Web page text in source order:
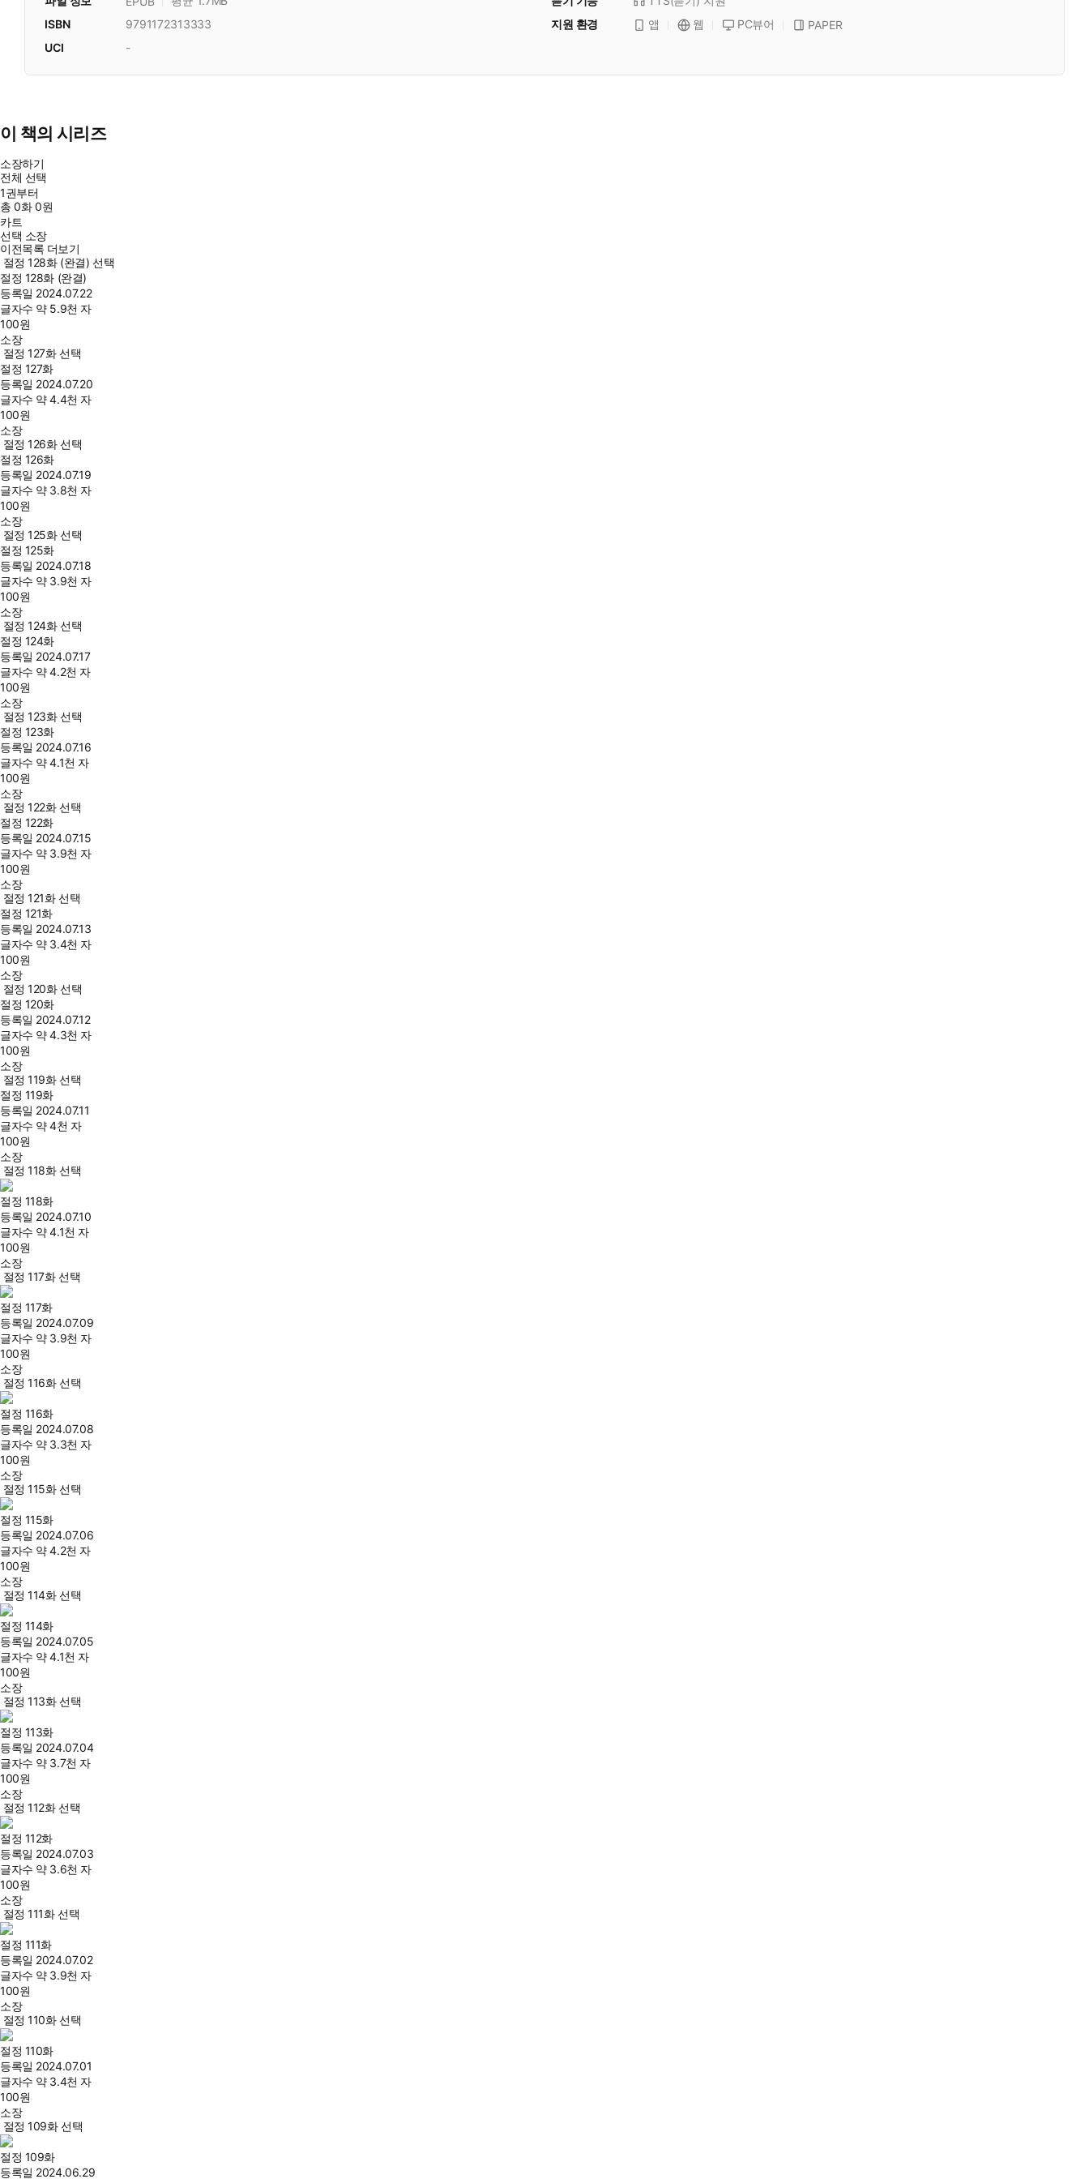
지원 환경
앱 웹 PC뷰어 PAPER
ISBN
9791172313333
UCI
-
이 책의 시리즈
소장하기
전체 선택
1권부터
총0화0원
카트
선택 소장
이전목록 더보기
절정 128화 (완결) 선택
절정 128화 (완결)
등록일 2024.07.22
글자수 약 5.9천 자
100원
소장
절정 127화 선택
절정 127화
등록일 2024.07.20
글자수 약 4.4천 자
100원
소장
절정 126화 선택
절정 126화
등록일 2024.07.19
글자수 약 3.8천 자
100원
소장
절정 125화 선택
절정 125화
등록일 2024.07.18
글자수 약 3.9천 자
100원
소장
절정 124화 선택
절정 124화
등록일 2024.07.17
글자수 약 4.2천 자
100원
소장
절정 123화 선택
절정 123화
등록일 2024.07.16
글자수 약 4.1천 자
100원
소장
절정 122화 선택
절정 122화
등록일 2024.07.15
글자수 약 3.9천 자
100원
소장
절정 121화 선택
절정 121화
등록일 2024.07.13
글자수 약 3.4천 자
100원
소장
절정 120화 선택
절정 120화
등록일 2024.07.12
글자수 약 4.3천 자
100원
소장
절정 119화 선택
절정 119화
등록일 2024.07.11
글자수 약 4천 자
100원
소장
절정 118화 선택
절정 118화
등록일 2024.07.10
글자수 약 4.1천 자
100원
소장
절정 117화 선택
절정 117화
등록일 2024.07.09
글자수 약 3.9천 자
100원
소장
절정 116화 선택
절정 116화
등록일 2024.07.08
글자수 약 3.3천 자
100원
소장
절정 115화 선택
절정 115화
등록일 2024.07.06
글자수 약 4.2천 자
100원
소장
절정 114화 선택
절정 114화
등록일 2024.07.05
글자수 약 4.1천 자
100원
소장
절정 113화 선택
절정 113화
등록일 2024.07.04
글자수 약 3.7천 자
100원
소장
절정 112화 선택
절정 112화
등록일 2024.07.03
글자수 약 3.6천 자
100원
소장
절정 111화 선택
절정 111화
등록일 2024.07.02
글자수 약 3.9천 자
100원
소장
절정 110화 선택
절정 110화
등록일 2024.07.01
글자수 약 3.4천 자
100원
소장
절정 109화 선택
절정 109화
등록일 2024.06.29